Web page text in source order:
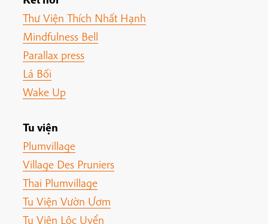
Thư Viện Thích Nhất Hạnh
Mindfulness Bell
Parallax press
Lá Bối
Wake Up
Tu viện
Plumvillage
Village Des Pruniers
Thai Plumvillage
Tu Viện Vườn Ươm
Tu Viện Lộc Uyển